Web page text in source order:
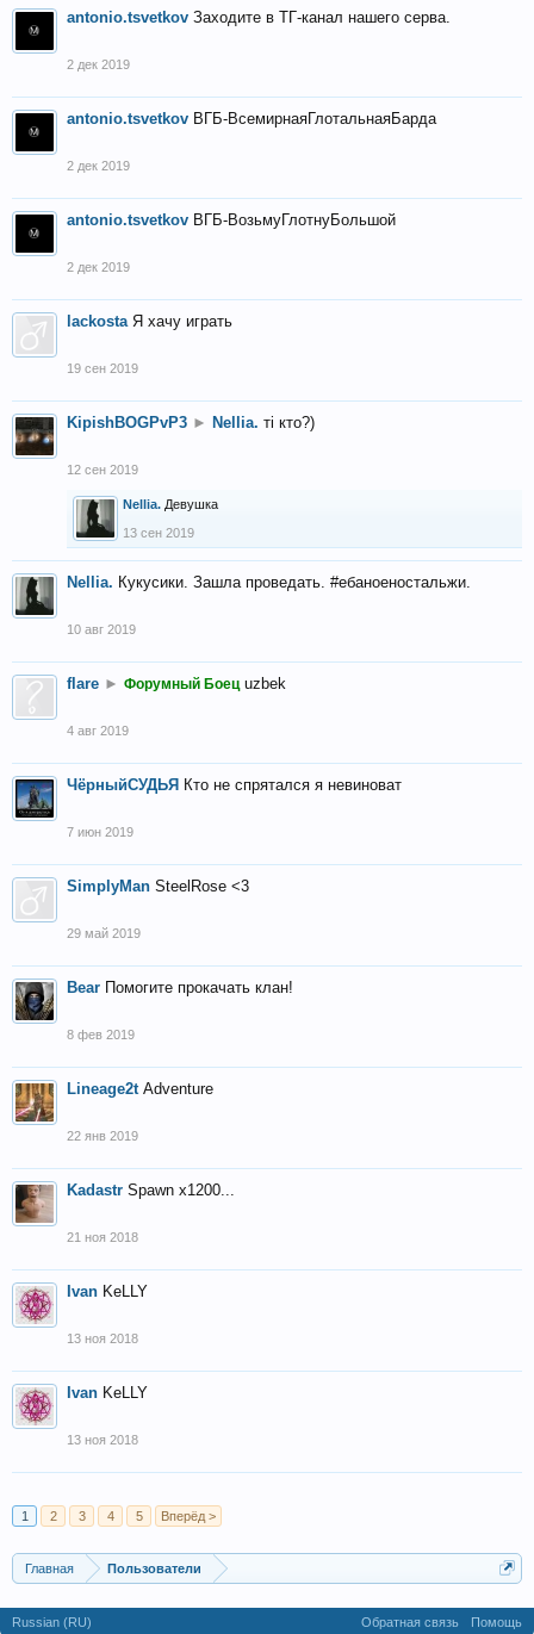
antonio.tsvetkov Заходите в ТГ-канал нашего серва.
2 дек 2019
antonio.tsvetkov ВГБ-ВсемирнаяГлотальнаяБарда
2 дек 2019
antonio.tsvetkov ВГБ-ВозьмуГлотнуБольшой
2 дек 2019
lackosta Я хачу играть
19 сен 2019
KipishBOGPvP3 ► Nellia. тi кто?)
12 сен 2019
Nellia. Девушка
13 сен 2019
Nellia. Кукусики. Зашла проведать. #ебаноеностальжи.
10 авг 2019
flare ► Форумный Боец uzbek
4 авг 2019
ЧёрныйСУДЬЯ Кто не спрятался я невиноват
7 июн 2019
SimplyMan SteelRose <3
29 май 2019
Bear Помогите прокачать клан!
8 фев 2019
Lineage2t Adventure
22 янв 2019
Kadastr Spawn x1200...
21 ноя 2018
Ivan KeLLY
13 ноя 2018
Ivan KeLLY
13 ноя 2018
1 2 3 4 5 Вперёд >
Главная Пользователи
Russian (RU) Обратная связь Помощь